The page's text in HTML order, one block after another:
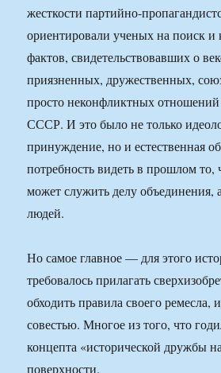
жесткости партийно-
ориентировали ученых на поиск и
фактов, свидетельствовавших о
приязненных, дружественных,
просто неконфликтных
СССР. И это было не только
принуждение, но и естественная
потребность видеть в прошлом то,
может служить делу объединения,
людей.
Но самое главное — для этого
требовалось прилагать
обходить правила своего ремесла,
совестью. Многое из того, что
концепта «исторической дружбы
поверхности.